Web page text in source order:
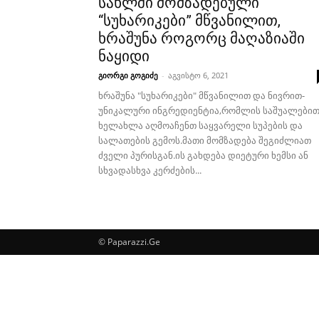
“სუხარიკები” მწვანილით,
ხრაშუნა როგორც მაღაზიაში
ნაყიდი
გიორგი გოგიძე - აგვისტო 6, 2021
ხრაშუნა "სუხარიკები" მწვანილით და ნივრით-
უნიკალური ინგრედიენტია,რომლის საშუალებით
ხელახლა აღმოაჩენთ საყვარელი სუპების და
სალათების გემოს.მათი მომზადება შეგიძლიათ
ძველი პურისგან.ის გახდება დიეტური ხემსი ან
სხვადასხვა კერძების...
© Paparazzi.Ge